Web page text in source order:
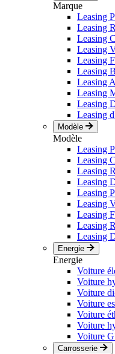
Marque
Leasing
Leasing
Leasing
Leasing
Leasing
Leasing
Leasing
Leasing
Leasing
Leasing
Modèle
Modèle
Leasing
Leasing
Leasing
Leasing
Leasing
Leasing
Leasing
Leasing
Leasing
Energie
Energie
Voiture
Voiture
Voiture
Voiture
Voiture
Voiture
Voiture
Carrosserie